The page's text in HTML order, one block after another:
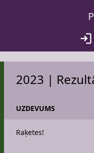
2023 |
UZDEVUMS
Raķetes!